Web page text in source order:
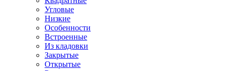
Угловые
Низкие
Особенности
Встроенные
Из кладовки
Закрытые
Открытые